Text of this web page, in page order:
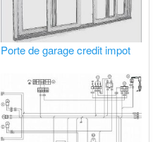
Porte de garage credit impot